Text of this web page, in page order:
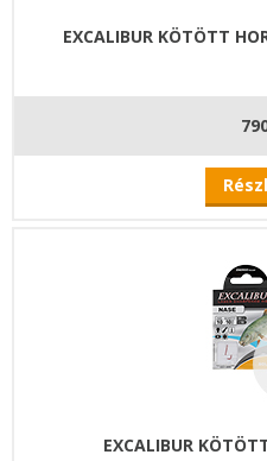
EXCALIBUR KÖTÖTT
EXCALIBUR